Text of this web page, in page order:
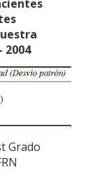
2004
Grado